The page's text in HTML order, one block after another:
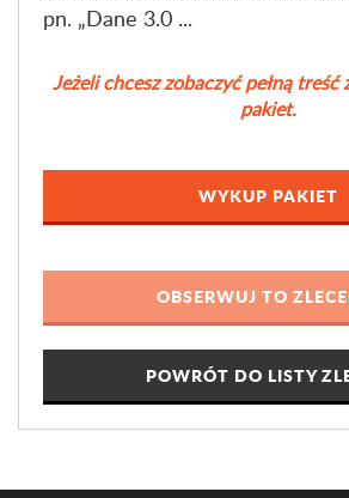
pn. „Dane 3.0 ...
Jeżeli chcesz zobaczyć pełną
pakiet.
WYKUP PAKIET
POWRÓT DO LISTY